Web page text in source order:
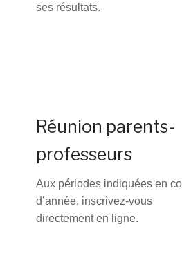
ses résultats.
Réunion parents-
professeurs
Aux périodes indiquées en
d’année, inscrivez-vous
directement en ligne.